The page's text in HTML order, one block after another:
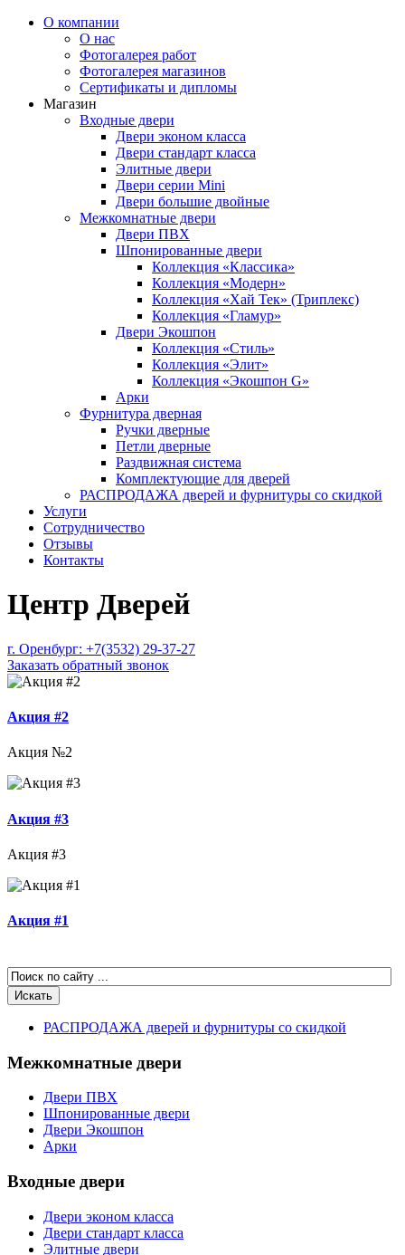
О компании
О нас
Фотогалерея работ
Фотогалерея магазинов
Сертификаты и дипломы
Магазин
Входные двери
Двери эконом класса
Двери стандарт класса
Элитные двери
Двери серии Mini
Двери большие двойные
Межкомнатные двери
Двери ПВХ
Шпонированные двери
Коллекция «Классика»
Коллекция «Модерн»
Коллекция «Хай Тек» (Триплекс)
Коллекция «Гламур»
Двери Экошпон
Коллекция «Cтиль»
Коллекция «Элит»
Коллекция «Экошпон G»
Арки
Фурнитура дверная
Ручки дверные
Петли дверные
Раздвижная система
Комплектующие для дверей
РАСПРОДАЖА дверей и фурнитуры со скидкой
Услуги
Сотрудничество
Отзывы
Контакты
Центр Дверей
г. Оренбург: +7(3532) 29-37-27
Заказать обратный звонок
Акция #2
Акция №2
Акция #3
Акция #3
Акция #1
РАСПРОДАЖА дверей и фурнитуры со скидкой
Межкомнатные двери
Двери ПВХ
Шпонированные двери
Двери Экошпон
Арки
Входные двери
Двери эконом класса
Двери стандарт класса
Элитные двери